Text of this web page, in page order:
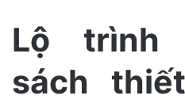
a
e
Lộ trình
sách